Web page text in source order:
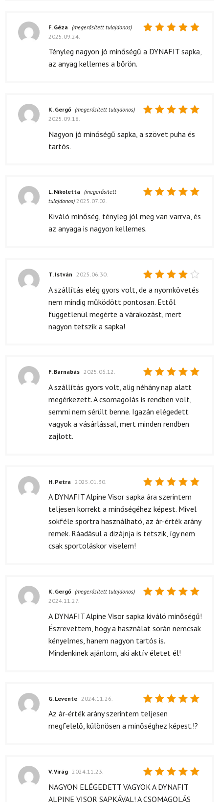
5/ 5
F. Géza (megerősített tulajdonos)
2025.09.24.
Tényleg nagyon jó minőségű a DYNAFIT sapka,
az anyag kellemes a bőrön.
5/ 5
K. Gergő (megerősített tulajdonos)
2025.09.18.
Nagyon jó minőségű sapka, a szövet puha és
tartós.
5/ 5
L. Nikoletta (megerősített
tulajdonos) 2025.07.02.
Kiváló minőség, tényleg jól meg van varrva, és
az anyaga is nagyon kellemes.
Értékelés:
/ 5
T. István 2025.06.30.
A szállítás elég gyors volt, de a nyomkövetés
nem mindig működött pontosan. Ettől
függetlenül megérte a várakozást, mert
nagyon tetszik a sapka!
Értékelés:
/ 5
F. Barnabás 2025.06.12.
A szállítás gyors volt, alig néhány nap alatt
megérkezett. A csomagolás is rendben volt,
semmi nem sérült benne. Igazán elégedett
vagyok a vásárlással, mert minden rendben
zajlott.
Értékelés:
H. Petra 2025.01.30.
A DYNAFIT Alpine Visor sapka ára szerintem
teljesen korrekt a minőségéhez képest. Mivel
sokféle sportra használható, az ár-érték arány
remek. Ráadásul a dizájnja is tetszik, így nem
csak sportoláskor viselem!
5/ 5
K. Gergő (megerősített tulajdonos)
2024.11.27.
A DYNAFIT Alpine Visor sapka kiváló minőségű!
Észrevettem, hogy a használat során nemcsak
kényelmes, hanem nagyon tartós is.
Mindenkinek ajánlom, aki aktív életet él!
Értékelés:
/ 5
G. Levente 2024.11.26.
Az ár-érték arány szerintem teljesen
megfelelő, különösen a minőséghez képest.!?
Értékelés:
V. Virág 2024.11.23.
NAGYON ELÉGEDETT VAGYOK A DYNAFIT
ALPINE VISOR SAPKÁVAL! A CSOMAGOLÁS